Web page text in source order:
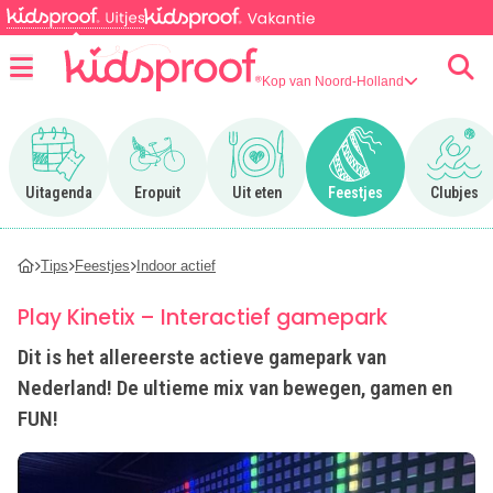
Kop van Noord-Holland
Uitagenda
Ga naar Uitagenda
Eropuit
Ga naar Eropuit
Uit eten
Ga naar Uit eten
Feestjes
Ga naar Feestjes
Clubjes
Ga
Tips Feestjes Indoor actief
Play Kinetix – Interactief gamepark
Dit is het allereerste actieve gamepark van
Nederland! De ultieme mix van bewegen, gamen en
FUN!